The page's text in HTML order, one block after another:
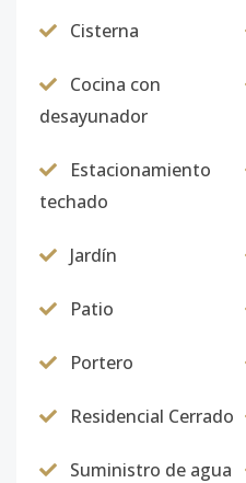
Cisterna
Cocina con
desayunador
Estacionamiento
techado
Jardín
Patio
Portero
Residencial Cerrado
Suministro de agua